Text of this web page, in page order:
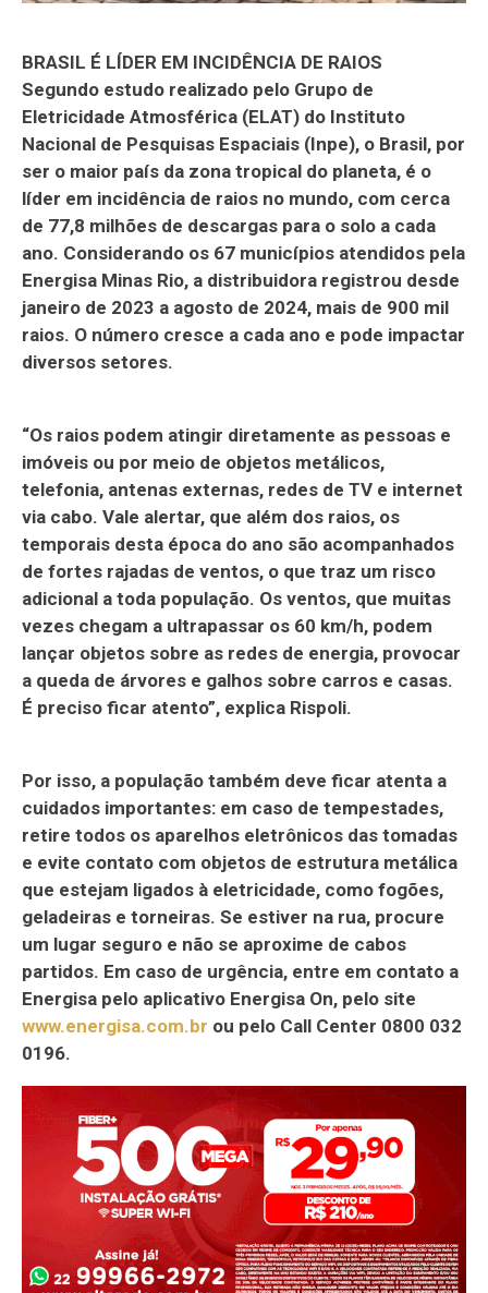
BRASIL É LÍDER EM INCIDÊNCIA DE RAIOS
Segundo estudo realizado pelo Grupo de
Eletricidade Atmosférica (ELAT) do Instituto
Nacional de Pesquisas Espaciais (Inpe), o Brasil, por
ser o maior país da zona tropical do planeta, é o
líder em incidência de raios no mundo, com cerca
de 77,8 milhões de descargas para o solo a cada
ano. Considerando os 67 municípios atendidos pela
Energisa Minas Rio, a distribuidora registrou desde
janeiro de 2023 a agosto de 2024, mais de 900 mil
raios. O número cresce a cada ano e pode impactar
diversos setores.
“Os raios podem atingir diretamente as pessoas e
imóveis ou por meio de objetos metálicos,
telefonia, antenas externas, redes de TV e internet
via cabo. Vale alertar, que além dos raios, os
temporais desta época do ano são acompanhados
de fortes rajadas de ventos, o que traz um risco
adicional a toda população. Os ventos, que muitas
vezes chegam a ultrapassar os 60 km/h, podem
lançar objetos sobre as redes de energia, provocar
a queda de árvores e galhos sobre carros e casas.
É preciso ficar atento”, explica Rispoli.
Por isso, a população também deve ficar atenta a
cuidados importantes: em caso de tempestades,
retire todos os aparelhos eletrônicos das tomadas
e evite contato com objetos de estrutura metálica
que estejam ligados à eletricidade, como fogões,
geladeiras e torneiras. Se estiver na rua, procure
um lugar seguro e não se aproxime de cabos
partidos. Em caso de urgência, entre em contato a
Energisa pelo aplicativo Energisa On, pelo site
www.energisa.com.br ou pelo Call Center 0800 032
0196.